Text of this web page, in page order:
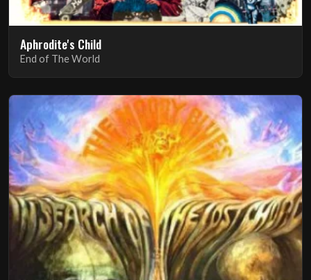
Aphrodite's Child
End of The World